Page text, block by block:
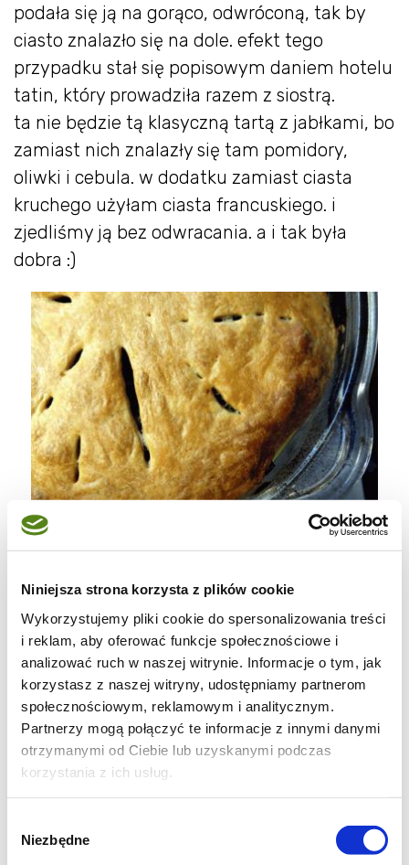
Niniejsza strona korzysta z plików cookie
Wykorzystujemy pliki cookie do spersonalizowania treści
i reklam, aby oferować funkcje społecznościowe i
analizować ruch w naszej witrynie. Informacje o tym, jak
korzystasz z naszej witryny, udostępniamy partnerom
społecznościowym, reklamowym i analitycznym.
Partnerzy mogą połączyć te informacje z innymi danymi
otrzymanymi od Ciebie lub uzyskanymi podczas
korzystania z ich usług.
zgody
Niezbędne
podała się ją na gorąco, odwróconą, tak by
ciasto znalazło się na dole. efekt tego
przypadku stał się popisowym daniem hotelu
tatin, który prowadziła razem z siostrą.
ta nie będzie tą klasyczną tartą z jabłkami, bo
zamiast nich znalazły się tam pomidory,
oliwki i cebula. w dodatku zamiast ciasta
kruchego użyłam ciasta francuskiego. i
zjedliśmy ją bez odwracania. a i tak była
dobra :)
pomidorowa tarta tatin
70 dkg niedużych podłużnych pomidorów, 3
duże cebule, 15 dkg czarnych oliwek, 1 arkusz
ciasta francuskiego, 2 łyżeczki tymianku,
brązowy cukier, sól, pieprz, olej lub oliwa
pomidory sparzyć, obrać i przekroić na
połówki. koniecznie wyjąć część z nasionami,
bo z niej będzie najwięcej wody, która akurat
nam nie jest potrzebna. rozłożyć je na blasze
do pieczenia wysmarowanej olejem, obficie
posypać cukrem, solą, pieprzem i piec przez